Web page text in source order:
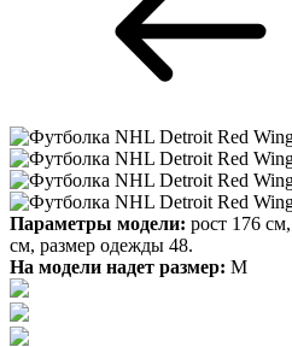
Параметры модели: рост 176
см, размер одежды 48.
На модели надет размер: М